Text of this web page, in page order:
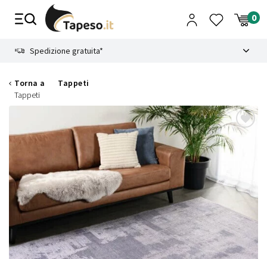
Spedizione gratuita*
Torna a
Tappeti
Tappeti